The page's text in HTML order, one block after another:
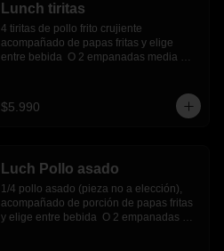
Lunch tiritas
4 tiritas de pollo frito crujiente
acompañado de papas fritas y elige
entre bebida  O 2 empanadas media
$5.990
Luch Pollo asado
1/4 pollo asado (pieza no a elección),
acompañado de porción de papas fritas
y elige entre bebida  O 2 empanadas